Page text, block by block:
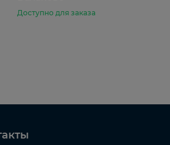
Доступно для заказа